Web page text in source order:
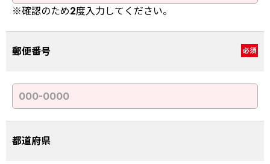
※確認のため2度入力してください。
郵便番号 必須
都道府県